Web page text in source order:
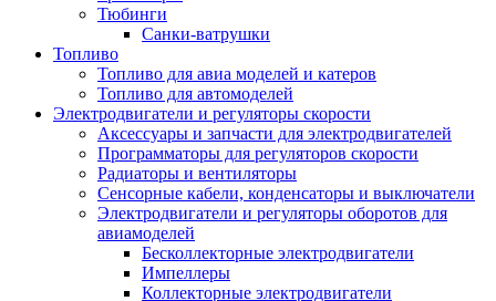
Тюбинги
Санки-ватрушки
Топливо
Топливо для авиа моделей и катеров
Топливо для автомоделей
Электродвигатели и регуляторы скорости
Аксессуары и запчасти для электродвигателей
Программаторы для регуляторов скорости
Радиаторы и вентиляторы
Сенсорные кабели, конденсаторы и выключатели
Электродвигатели и регуляторы оборотов для
авиамоделей
Бесколлекторные электродвигатели
Импеллеры
Коллекторные электродвигатели